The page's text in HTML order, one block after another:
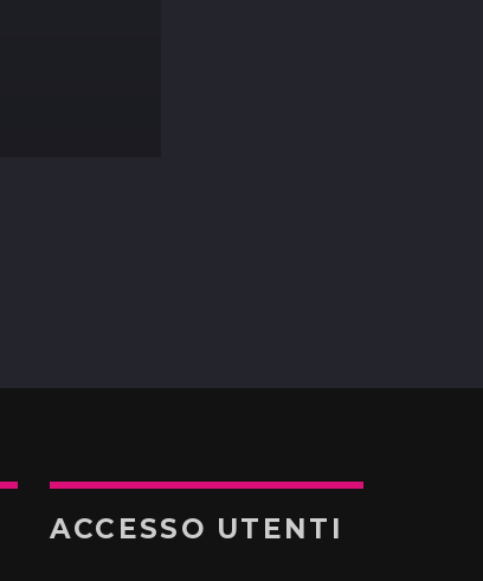
ACCESSO UTENTI